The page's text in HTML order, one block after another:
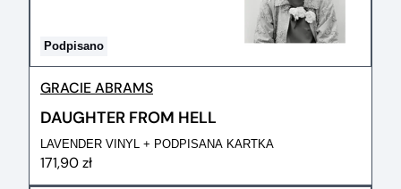
Podpisano
GRACIE ABRAMS
DAUGHTER FROM HELL
LAVENDER VINYL + PODPISANA KARTKA
171,90 zł